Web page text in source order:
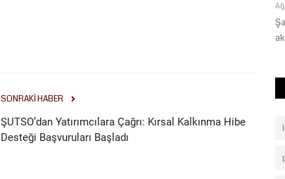
SONRAKI HABER
ŞUTSO’dan Yatırımcılara Çağrı: Kırsal Kalkınma Hibe
Desteği Başvuruları Başladı